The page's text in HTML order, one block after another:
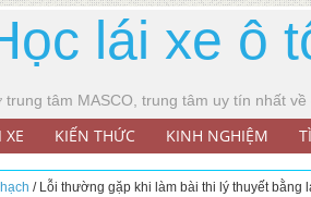
lái xe ô
tâm MASCO, trung tâm uy tín nhất
XE KIẾN THỨC KINH NGHIỆM
/Lỗi thường gặp khi làm bài thi lý thuyết bằng